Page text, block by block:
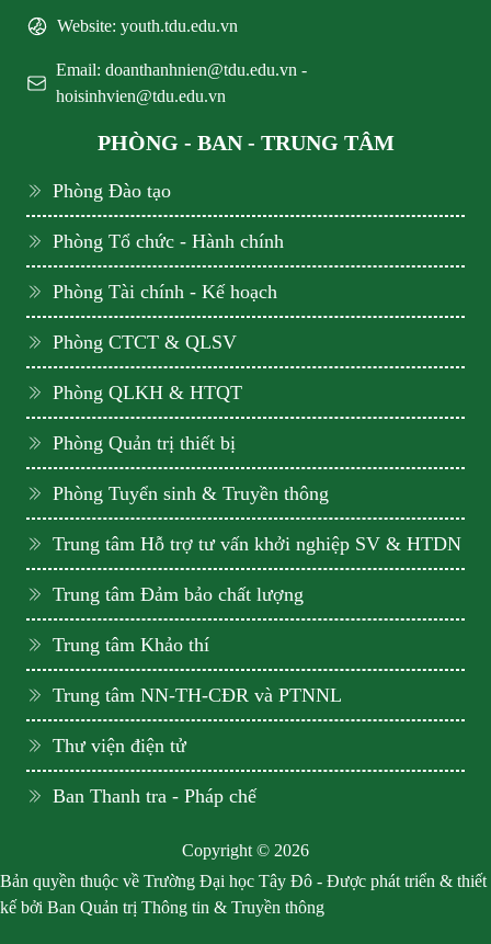
Website: youth.tdu.edu.vn
Email: doanthanhnien@tdu.edu.vn -
hoisinhvien@tdu.edu.vn
PHÒNG - BAN - TRUNG TÂM
Phòng Đào tạo
Phòng Tổ chức - Hành chính
Phòng Tài chính - Kế hoạch
Phòng CTCT & QLSV
Phòng QLKH & HTQT
Phòng Quản trị thiết bị
Phòng Tuyển sinh & Truyền thông
Trung tâm Hỗ trợ tư vấn khởi nghiệp SV & HTDN
Trung tâm Đảm bảo chất lượng
Trung tâm Khảo thí
Trung tâm NN-TH-CĐR và PTNNL
Thư viện điện tử
Ban Thanh tra - Pháp chế
Copyright © 2026
Bản quyền thuộc về Trường Đại học Tây Đô - Được phát triển & thiết
kế bởi Ban Quản trị Thông tin & Truyền thông